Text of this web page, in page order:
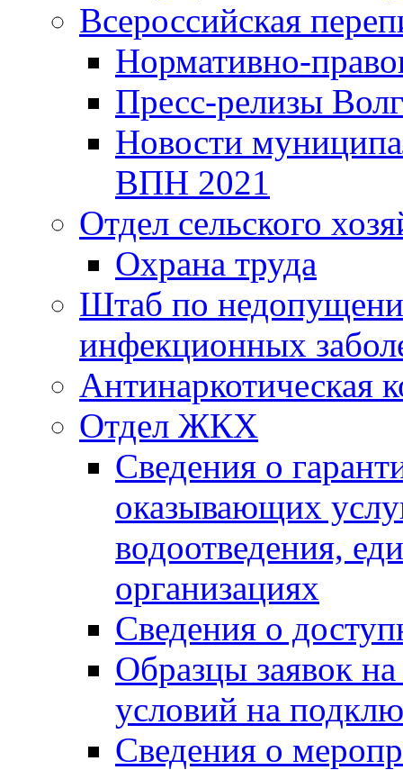
Всероссийская
Нормативно-
Пресс-релизы
Новости
ВПН 2021
Отдел сельского
Охрана труда
Штаб по
инфекционных
Антинаркотическая
Отдел ЖКХ
Сведения о
оказывающих
водоотведения,
организациях
Сведения о
Образцы заявок
условий на
Сведения о